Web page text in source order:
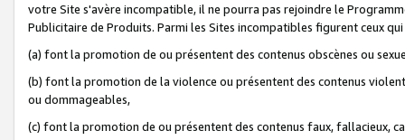
votre Site s'avère incompatible, il ne pourra pas rejoindre le
Publicitaire de Produits. Parmi les Sites incompatibles figurent ceux
(a) font la promotion de ou présentent des contenus obscènes ou
(b) font la promotion de la violence ou présentent des contenus
ou dommageables,
(c) font la promotion de ou présentent des contenus faux, fallacieux,